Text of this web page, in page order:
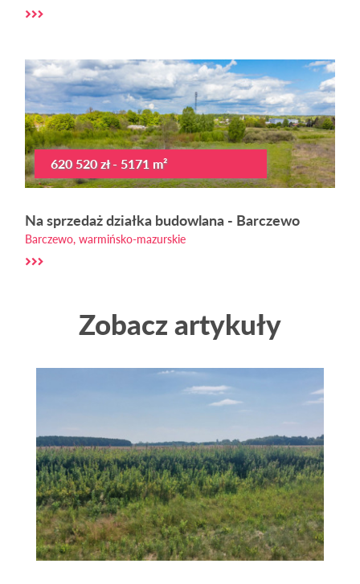
620 520 zł - 5171 m²
Na sprzedaż działka budowlana - Barczewo
Barczewo, warmińsko-mazurskie
Zobacz artykuły